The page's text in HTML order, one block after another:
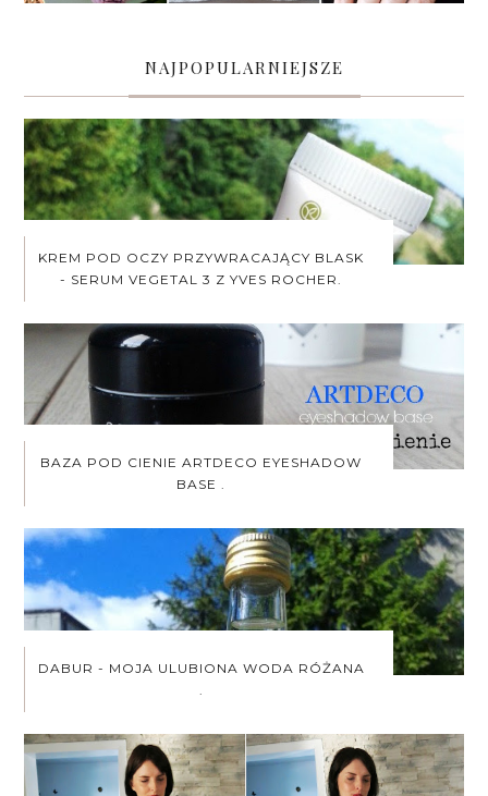
NAJPOPULARNIEJSZE
KREM POD OCZY PRZYWRACAJĄCY BLASK
- SERUM VEGETAL 3 Z YVES ROCHER.
BAZA POD CIENIE ARTDECO EYESHADOW
BASE .
DABUR - MOJA ULUBIONA WODA RÓŻANA